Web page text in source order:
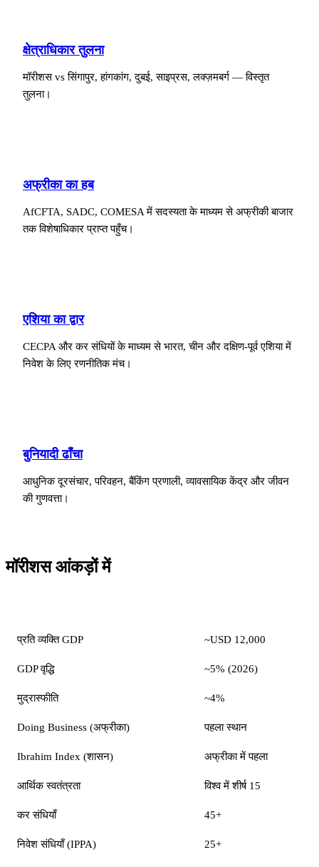
क्षेत्राधिकार तुलना
मॉरीशस vs सिंगापुर, हांगकांग, दुबई, साइप्रस, लक्ज़मबर्ग — विस्तृत
तुलना।
अफ्रीका का हब
AfCFTA, SADC, COMESA में सदस्यता के माध्यम से अफ्रीकी बाजार
तक विशेषाधिकार प्राप्त पहुँच।
एशिया का द्वार
CECPA और कर संधियों के माध्यम से भारत, चीन और दक्षिण-पूर्व एशिया में
निवेश के लिए रणनीतिक मंच।
बुनियादी ढाँचा
आधुनिक दूरसंचार, परिवहन, बैंकिंग प्रणाली, व्यावसायिक केंद्र और जीवन
की गुणवत्ता।
मॉरीशस आंकड़ों में
प्रति व्यक्ति GDP ~USD 12,000
GDP वृद्धि ~5% (2026)
मुद्रास्फीति ~4%
Doing Business (अफ्रीका) पहला स्थान
Ibrahim Index (शासन) अफ्रीका में पहला
आर्थिक स्वतंत्रता विश्व में शीर्ष 15
कर संधियाँ 45+
निवेश संधियाँ (IPPA) 25+